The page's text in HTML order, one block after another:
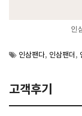
인
인삼팬다, 인삼팬더 ,
고객후기